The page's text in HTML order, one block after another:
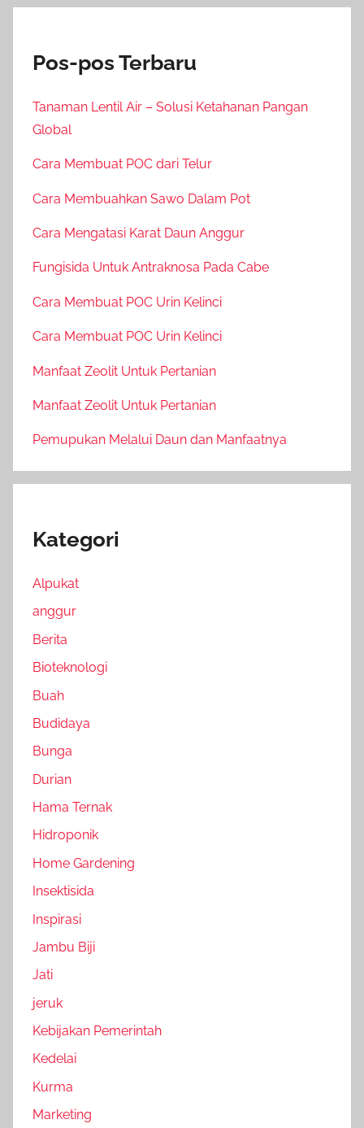
Pos-pos Terbaru
Tanaman Lentil Air – Solusi Ketahanan Pangan
Global
Cara Membuat POC dari Telur
Cara Membuahkan Sawo Dalam Pot
Cara Mengatasi Karat Daun Anggur
Fungisida Untuk Antraknosa Pada Cabe
Cara Membuat POC Urin Kelinci
Cara Membuat POC Urin Kelinci
Manfaat Zeolit Untuk Pertanian
Manfaat Zeolit Untuk Pertanian
Pemupukan Melalui Daun dan Manfaatnya
Kategori
Alpukat
anggur
Berita
Bioteknologi
Buah
Budidaya
Bunga
Durian
Hama Ternak
Hidroponik
Home Gardening
Insektisida
Inspirasi
Jambu Biji
Jati
jeruk
Kebijakan Pemerintah
Kedelai
Kurma
Marketing